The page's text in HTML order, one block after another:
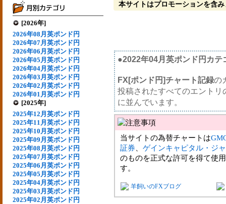
[2026年]
2026年08月英ポンド円
2026年07月英ポンド円
2026年06月英ポンド円
2026年05月英ポンド円
2026年04月英ポンド円
2026年03月英ポンド円
2026年02月英ポンド円
2026年01月英ポンド円
[2025年]
2025年12月英ポンド円
2025年11月英ポンド円
2025年10月英ポンド円
2025年09月英ポンド円
2025年08月英ポンド円
2025年07月英ポンド円
2025年06月英ポンド円
2025年05月英ポンド円
2025年04月英ポンド円
2025年03月英ポンド円
2025年02月英ポンド円
本サイトはプロモーションを含み
●2022年04月英ポンド円カテ
FX[ポンド円]チャート記録の
投稿されたすべてのエント
に並んでいます。
当サイトの為替チャートは
証券
ゲインキャピタル・ジ
のものを正式な許可を得て使
す。
羊飼いのFXブログ